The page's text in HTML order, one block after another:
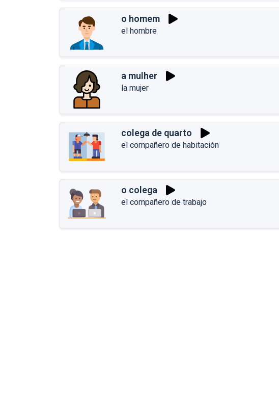
o homem
el hombre
a mulher
la mujer
colega de quarto
el compañero de habitación
o colega
el compañero de trabajo